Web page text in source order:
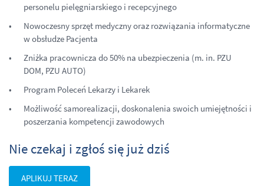
personelu pielęgniarskiego i recepcyjnego
Nowoczesny sprzęt medyczny oraz rozwiązania informatyczne
w obsłudze Pacjenta
Zniżka pracownicza do 50% na ubezpieczenia (m. in. PZU
DOM, PZU AUTO)
Program Poleceń Lekarzy i Lekarek
Możliwość samorealizacji, doskonalenia swoich umiejętności i
poszerzania kompetencji zawodowych
Nie czekaj i zgłoś się już dziś
APLIKUJ TERAZ